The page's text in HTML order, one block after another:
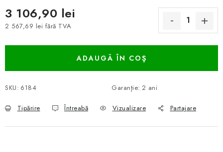
3 106,90 lei
2 567,69 lei fără TVA
ADAUGĂ ÎN COŞ
SKU: 6184 Garanţie: 2 ani
Tipărire Întreabă Vizualizare Partajare